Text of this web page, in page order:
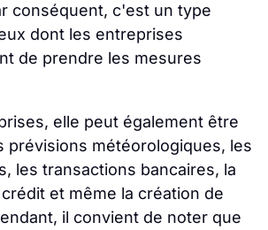
conséquent, c'est un type
dont les entreprises
de prendre les mesures
elle peut également être
prévisions météorologiques, les
les transactions bancaires, la
et même la création de
il convient de noter que